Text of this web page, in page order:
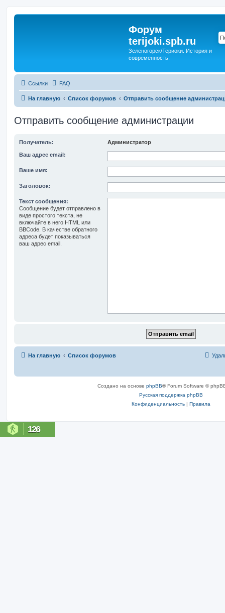
Форум
terijoki.spb.ru
Зеленогорск/Териоки. История и
современность.
Ссылки FAQ
На главную Список форумов Отправить сообщение
Отправить сообщение администрации
Получатель: Администратор
Ваш адрес email:
Ваше имя:
Заголовок:
Текст сообщения:
Сообщение будет отправлено в
виде простого текста, не
включайте в него HTML или
BBCode. В качестве обратного
адреса будет показываться
ваш адрес email.
На главную Список форумов
Создано на основе phpBB® Forum Software ©
Русская поддержка phpBB
Конфиденциальность | Правила
126